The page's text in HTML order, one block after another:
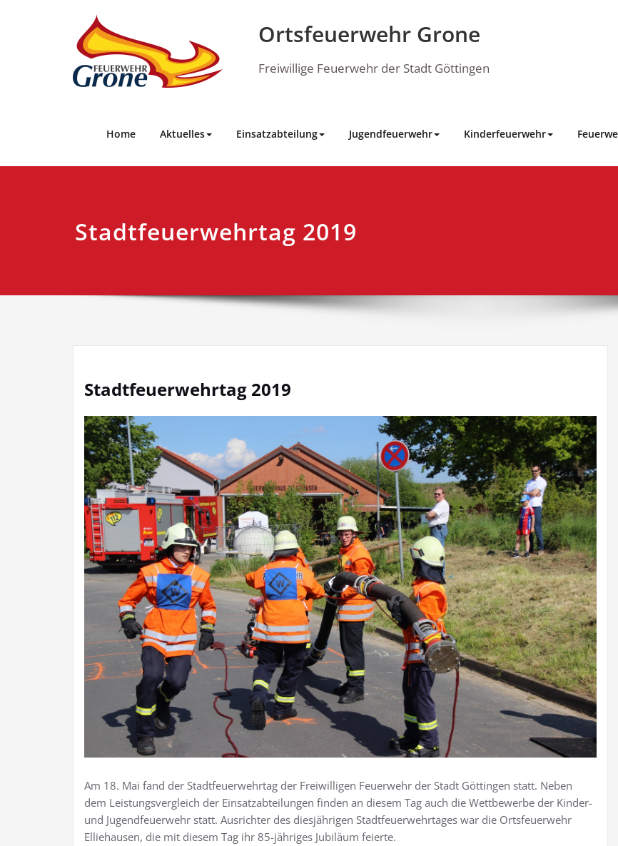
Ortsfeuerwehr Grone
Freiwillige Feuerwehr der Stadt Göttingen
Home Aktuelles Einsatzabteilung Jugendfeuerwehr Kinderfeuerwehr
Stadtfeuerwehrtag 2019
Stadtfeuerwehrtag 2019
Am 18. Mai fand der Stadtfeuerwehrtag der Freiwilligen Feuerwehr der Stadt Göttingen statt. Neben
dem Leistungsvergleich der Einsatzabteilungen finden an diesem Tag auch die Wettbewerbe der Kinder-
und Jugendfeuerwehr statt. Ausrichter des diesjährigen Stadtfeuerwehrtages war die Ortsfeuerwehr
Elliehausen, die mit diesem Tag ihr 85-jähriges Jubiläum feierte.